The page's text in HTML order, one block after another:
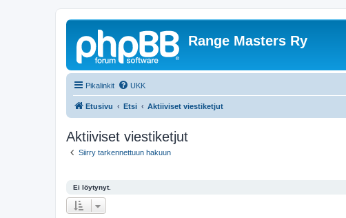
Range Masters Ry
Pikalinkit UKK
Etusivu Etsi Aktiiviset viestiketjut
Aktiiviset viestiketjut
Siirry tarkennettuun hakuun
Ei löytynyt.